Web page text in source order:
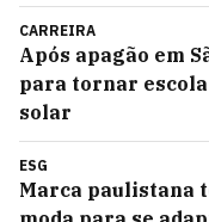
CARREIRA
Após apagão em
para tornar
solar
ESG
Marca paulistana